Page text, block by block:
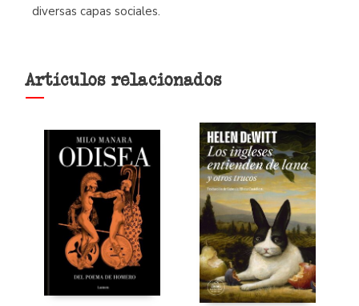
diversas capas sociales.
Artículos relacionados